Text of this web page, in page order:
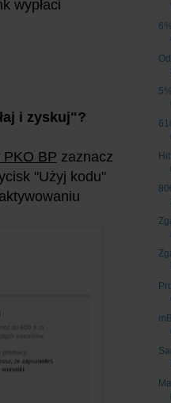
wypłaci
i zyskuj"?
BP zaznacz
"Użyj kodu"